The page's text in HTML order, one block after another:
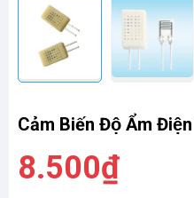
Cảm Biến Độ Ẩm
8.500₫